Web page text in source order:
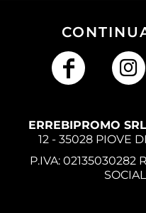
ERREBIPROMO SRL
12 - 35028 PIOVE
P.IVA: 02135030282